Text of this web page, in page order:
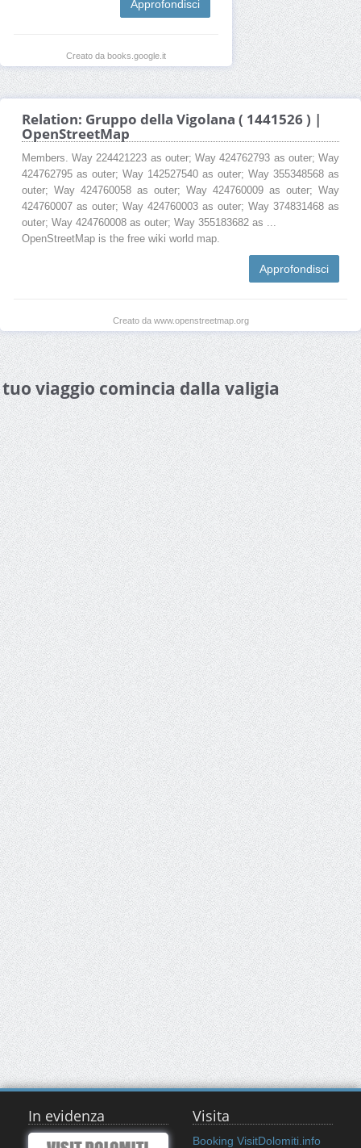
Approfondisci
Creato da books.google.it
Relation: Gruppo della Vigolana ( 1441526 ) |
OpenStreetMap
Members. Way 224421223 as outer; Way 424762793 as outer; Way
424762795 as outer; Way 142527540 as outer; Way 355348568 as
outer; Way 424760058 as outer; Way 424760009 as outer; Way
424760007 as outer; Way 424760003 as outer; Way 374831468 as
outer; Way 424760008 as outer; Way 355183682 as ...
OpenStreetMap is the free wiki world map.
Approfondisci
Creato da www.openstreetmap.org
viaggio comincia dalla valigia
In evidenza Visita
Booking VisitDolomiti.info